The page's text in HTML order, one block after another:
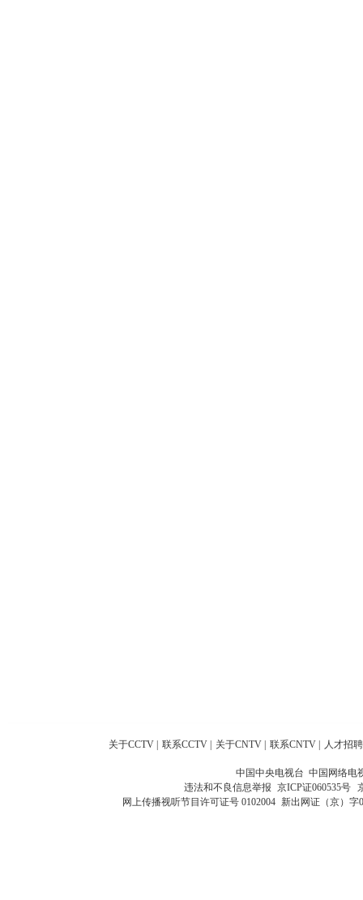
关于CCTV 联系CCTV 关于CNTV 联系CNTV 人才招聘
中国中央电视台 中国网络电
违法和不良信息举报 京ICP证060535号
网上传播视听节目许可证号 0102004 新出网证（京）